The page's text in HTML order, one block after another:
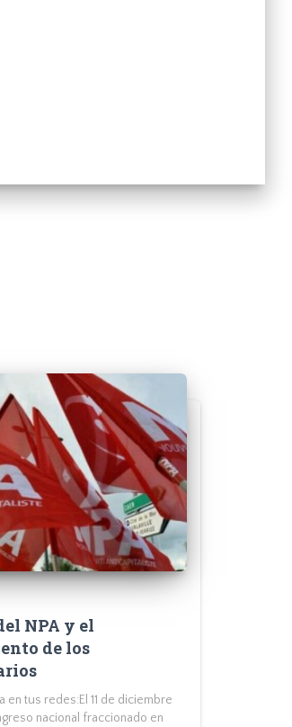
NPA y el
de los
en tus redes:El 11 de diciembre
nacional fraccionado en